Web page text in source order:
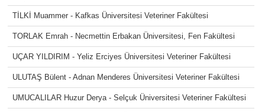
TİLKİ Muammer - Kafkas Üniversitesi Veteriner Fakültesi
TORLAK Emrah - Necmettin Erbakan Üniversitesi, Fen Fakültesi
UÇAR YILDIRIM - Yeliz Erciyes Üniversitesi Veteriner Fakültesi
ULUTAŞ Bülent - Adnan Menderes Üniversitesi Veteriner Fakültesi
UMUCALILAR Huzur Derya - Selçuk Üniversitesi Veteriner Fakültesi